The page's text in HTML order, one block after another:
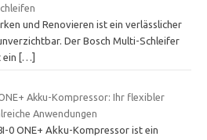
und Renovieren ist ein verlässlicher
Der Bosch Multi-Schleifer
ein […]
Akku-Kompressor: Ihr flexibler
Anwendungen
0 ONE+ Akku-Kompressor ist ein